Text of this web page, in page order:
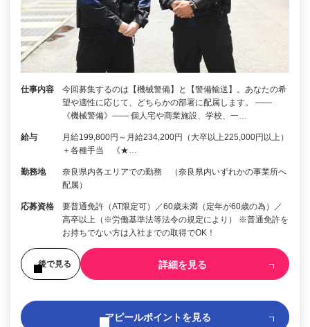
仕事内容
今回募集するのは【機械警備】と【警備輸送】。あなたの希
望や適性に応じて、どちらかの部署に配属します。 ――
《機械警備》―― 個人宅や商業施設、学校、一…
給与
月給199,800円～月給234,200円（大卒以上225,000円以上）
＋各種手当 《★…
勤務地
奈良県内各エリアでの勤務 （奈良県内いずれかの事業所へ
配属）
応募資格
要普通免許（AT限定可）／60歳未満（定年が60歳の為）／
高卒以上（※労働基準法等法令の規定により） ※普通免許を
お持ちでない方は入社までの取得でOK！
後で見る 詳細を見る
アピールポイントを見る